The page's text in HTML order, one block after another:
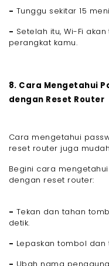
- Tunggu sekitar 15
- Setelah itu, Wi-Fi
perangkat kamu.
8. Cara Mengetahui
dengan Reset Router
Cara mengetahui
reset router juga
Begini cara
dengan reset router:
- Tekan dan tahan
detik.
- Lepaskan tombol